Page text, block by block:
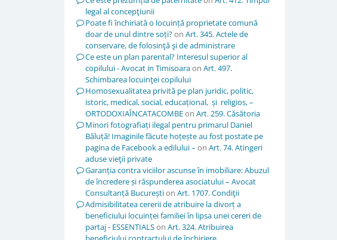
legal al concepţiunii
Poate fi închiriată o locuință proprietate comună
doar de unul dintre soți?on Art. 345. Actele de
conservare, de folosinţă şi de administrare
Ce este un plan parental? Interesul superior al
copilului - Avocat in Timisoaraon Art. 497.
Schimbarea locuinţei copilului
Homosexualitatea privită pe plan juridic, politic,
istoric, medical, social, educațional, și religios, –
ORTODOXIAÎNCATACOMBEon Art. 259. Căsătoria
Minori fotografiați ilegal pentru primarul Daniel
Băluță! Imaginile făcute hoțește au fost postate pe
pagina de Facebook a edilului – on Art. 74. Atingeri
aduse vieţii private
Garanția contra viciilor ascunse în imobiliare: Abuzul
de încredere și răspunderea asociatului – Avocat
Consultanță Bucureștion Art. 1707. Condiţii
Admisibilitatea cererii de atribuire la divorț a
beneficiului locuinței familiei în lipsa unei cereri de
partaj - ESSENTIALSon Art. 324. Atribuirea